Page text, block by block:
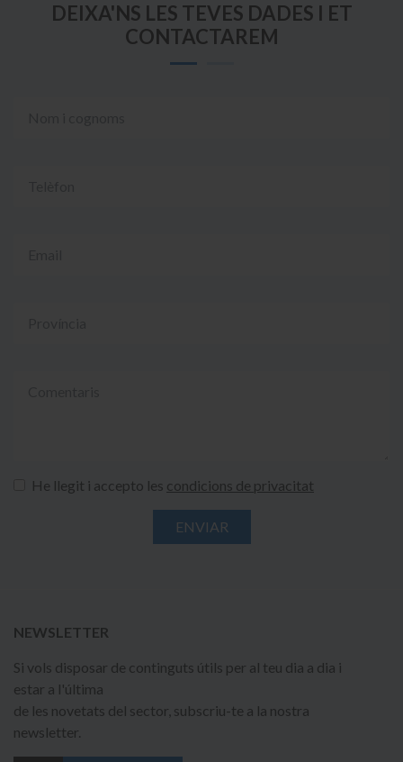
DEIXA'NS LES TEVES DADES I ET
CONTACTAREM
He llegit i accepto les condicions de privacitat
NEWSLETTER
Si vols disposar de continguts útils per al teu dia a dia i
estar a l'última
de les novetats del sector, subscriu-te a la nostra
newsletter.